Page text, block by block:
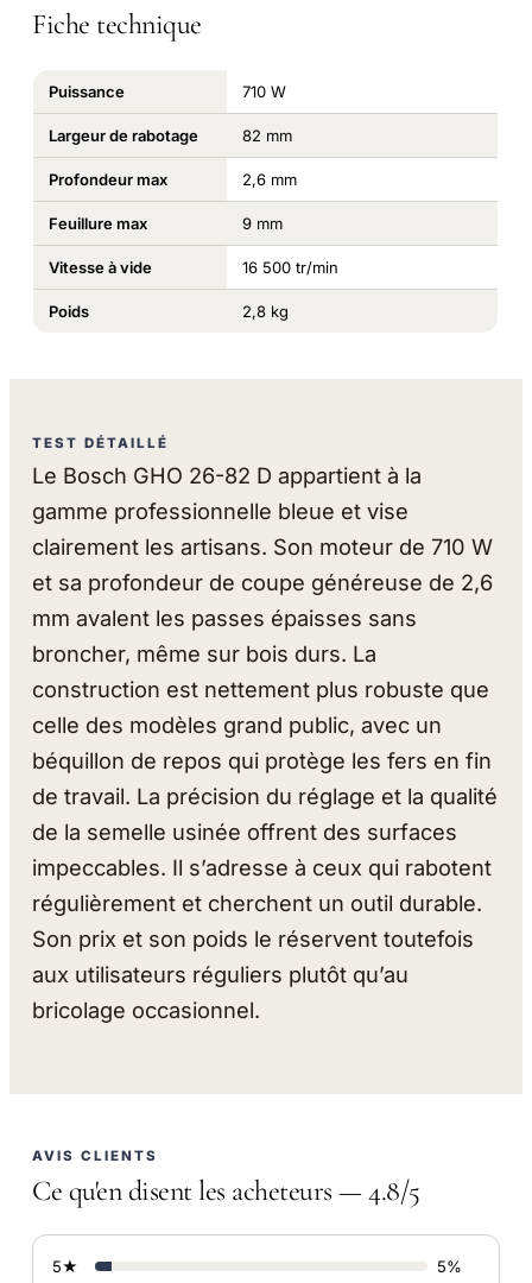
Fiche technique
Puissance 710 W
Largeur de rabotage 82 mm
Profondeur max 2,6 mm
Feuillure max 9 mm
Vitesse à vide 16 500 tr/min
Poids 2,8 kg
TEST DÉTAILLÉ
Le Bosch GHO 26-82 D appartient à la
gamme professionnelle bleue et vise
clairement les artisans. Son moteur de 710 W
et sa profondeur de coupe généreuse de 2,6
mm avalent les passes épaisses sans
broncher, même sur bois durs. La
construction est nettement plus robuste que
celle des modèles grand public, avec un
béquillon de repos qui protège les fers en fin
de travail. La précision du réglage et la qualité
de la semelle usinée offrent des surfaces
impeccables. Il s’adresse à ceux qui rabotent
régulièrement et cherchent un outil durable.
Son prix et son poids le réservent toutefois
aux utilisateurs réguliers plutôt qu’au
bricolage occasionnel.
AVIS CLIENTS
Ce qu'en disent les acheteurs — 4.8/5
5★
5%